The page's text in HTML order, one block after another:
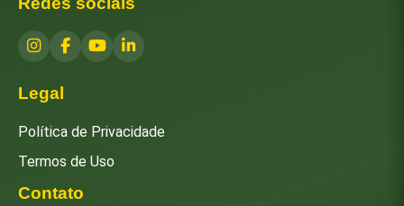
Legal
Política de Privacidade
Termos de Uso
Contato